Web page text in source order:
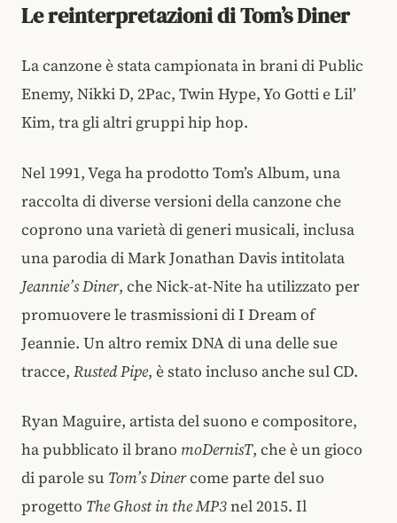
Le reinterpretazioni di Tom’s Diner
La canzone è stata campionata in brani di Public
Enemy, Nikki D, 2Pac, Twin Hype, Yo Gotti e Lil’
Kim, tra gli altri gruppi hip hop.
Nel 1991, Vega ha prodotto Tom’s Album, una
raccolta di diverse versioni della canzone che
coprono una varietà di generi musicali, inclusa
una parodia di Mark Jonathan Davis intitolata
Jeannie’s Diner, che Nick-at-Nite ha utilizzato per
promuovere le trasmissioni di I Dream of
Jeannie. Un altro remix DNA di una delle sue
tracce, Rusted Pipe, è stato incluso anche sul CD.
Ryan Maguire, artista del suono e compositore,
ha pubblicato il brano moDernisT, che è un gioco
di parole su Tom’s Dinercome parte del suo
progetto The Ghost in the MP3nel 2015. Il